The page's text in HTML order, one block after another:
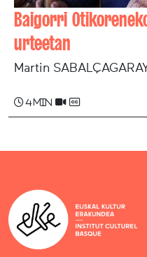
Baigorri
urteetan
Martin
4 min